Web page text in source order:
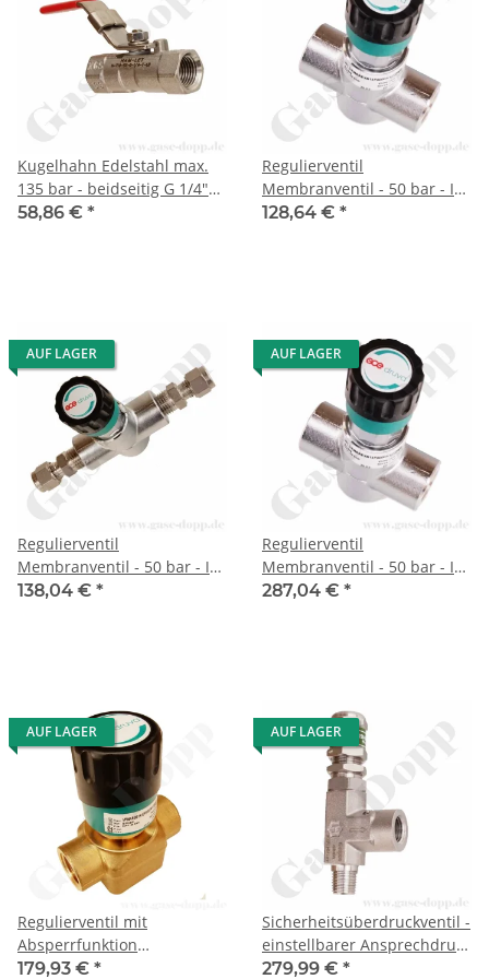
Kugelhahn Edelstahl max.
135 bar - beidseitig G 1/4"
IG BSPP / ISO Parallel - mit
58,86 € *
Regulierventil
Membranventil - 50 bar - IN
/ OUT 1/4" NPT IG - 2 Ports -
128,64 € *
AUF LAGER
Regulierventil
Membranventil - 50 bar - IN
/ OUT 6 mm KRV - 2 Ports -
138,04 € *
AUF LAGER
Regulierventil
Membranventil - 50 bar - IN
/ OUT 1/4" NPT IG - 2 Ports -
287,04 € *
AUF LAGER
Regulierventil mit
Absperrfunktion
Membranventil - 40 bar - IN
179,93 € *
AUF LAGER
Sicherheitsüberdruckventil -
einstellbarer Ansprechdruck
155 - 206 bar - IN 1/4" NPT
279,99 € *